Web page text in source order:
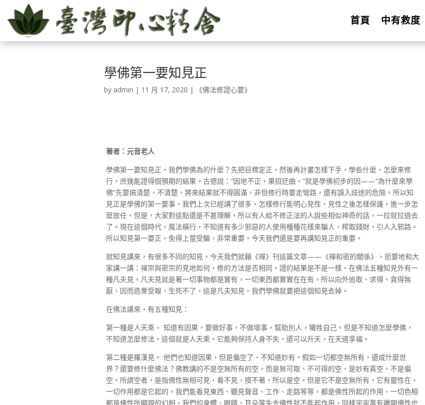
首頁 中有救度
學佛第一要知見正
by admin | 11 月 17, 2020 | 《佛法修證心要》
著者：元音老人
學佛第一要知見正，我們學佛為的什麼？先把目標定正，然後再計畫怎樣下手，學些什麼，怎麼來修
行，庶幾能證得個預期的結果。古德說：“因地不正，果招迂曲。”就是學佛初步的因——“為什麼來學
佛”先要搞清楚，不清楚，將來結果就不得圓滿，非但修行時要走彎路，還有誤入歧途的危險。所以知
見正是學佛的第一要事。我們上次已經講了很多，怎樣修行能明心見性，見性之後怎樣保護，進一步怎
麼放任。但是，大家對這點還是不甚理解，所以有人給不修正法的人說些相似神奇的話，一拉就拉過去
了。現在這個時代，魔法橫行，不知道有多少邪惡的人使用種種花樣來騙人，榨取錢財，引人入邪路。
所以知見第一要正，免得上當受騙，非常重要。今天我們還是要再講知見正的重要。
就知見講來，有很多不同的知見，今天我們就藉《禪》刊這篇文章——《禪和密的關係》，扼要地和大
家講一講：禪宗與密宗的見地如何，修的方法是否相同，證的結果是不是一樣。在佛法五種知見外有一
種凡夫見。凡夫見就是著一切事物都是實有，一切東西都實實在在有。所以向外追取、求得、貪得無
厭，因而造業受報，生死不了，這是凡夫知見。我們學佛就要把這個知見去掉。
在佛法講來，有五種知見：
第一種是人天乘。 知道有因果，要做好事，不做壞事，幫助別人，犧牲自己。但是不知道怎麼學佛，
不知道怎麼修法。這個就是人天乘。它能夠保持人身不失，還可以升天，在天道享福。
第二種是羅漢見。 他們也知道因果，但是偏空了，不知道妙有。假如一切都空無所有，還成什麼世
界？還要修什麼佛法？佛教講的不是空無所有的空，而是無可取、不可得的空，是妙有真空，不是偏
空。所謂空者，是指佛性無相可見，看不見，摸不著，所以是空。但是它不是空無所有，它有靈性在，
一切作用都是它起的。我們能看見東西、聽見聲音、工作、走路等等，都是佛性所起的作用，一切色相
都是佛性所顯現的幻相。我們的身體、眼睛、耳朵等失去佛性就不能起作用，同樣宇宙萬有離開佛性也